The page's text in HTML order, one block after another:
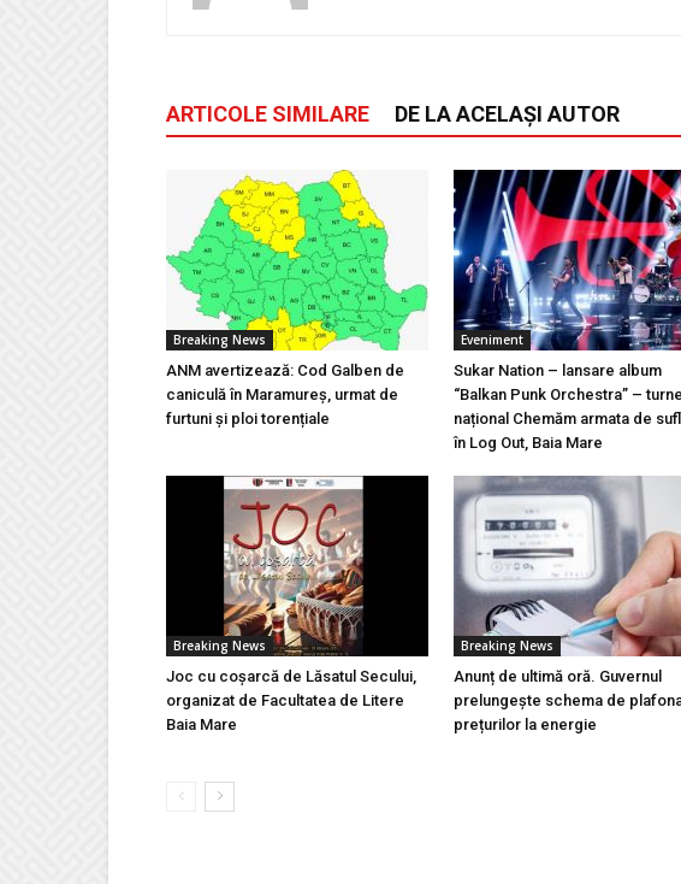
ARTICOLE SIMILARE DE LA ACELAȘI AUTOR
Breaking News
ANM avertizează: Cod Galben de
caniculă în Maramureș, urmat de
furtuni și ploi torențiale
Eveniment
Sukar Nation – lansare album
“Balkan Punk Orchestra” –
național Chemăm armata de
în Log Out, Baia Mare
Breaking News
Joc cu coșarcă de Lăsatul Secului,
organizat de Facultatea de Litere
Baia Mare
Breaking News
Anunț de ultimă oră. Guvernul
prelungește schema de
prețurilor la energie